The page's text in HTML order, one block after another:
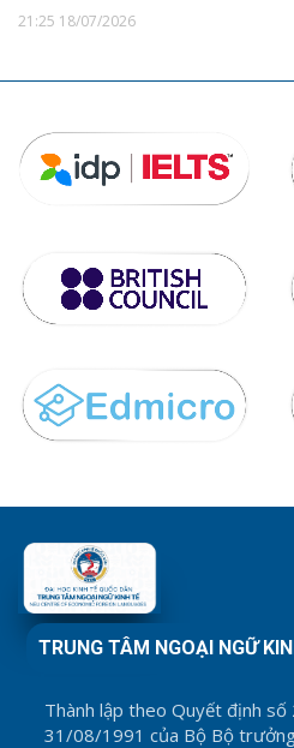
21:25 18/07/2026
TRUNG TÂM NGOẠI NGỮ
Thành lập theo Quyết định số
31/08/1991 của Bộ Bộ